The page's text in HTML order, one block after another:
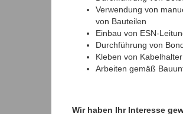
Verwendung von
von Bauteilen
Einbau von ESN-
Durchführung von
Kleben von
Arbeiten gemäß
Wir haben Ihr Interesse